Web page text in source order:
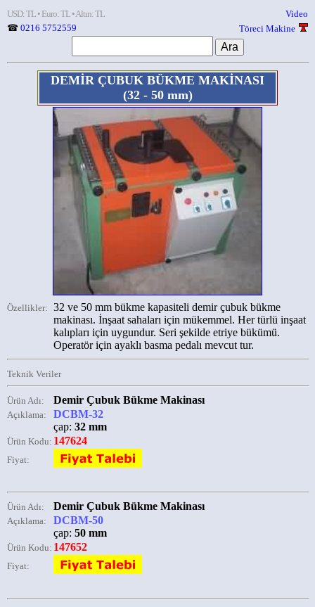
USD: TL • Euro: TL • Altın: TL
Video
☎ 0216 5752559 Töreci Makine
DEMİR ÇUBUK BÜKME MAKİNASI
(32 - 50 mm)
Özellikler: 32 ve 50 mm bükme kapasiteli demir çubuk bükme
makinası. İnşaat sahaları için mükemmel. Her türlü inşaat
kalıpları için uygundur. Seri şekilde etriye bükümü.
Operatör için ayaklı basma pedalı mevcut tur.
Teknik Veriler
Ürün Adı: Demir Çubuk Bükme Makinası
Açıklama:
DCBM-32
çap: 32 mm
Ürün Kodu: 147624
Fiyat:
Ürün Adı: Demir Çubuk Bükme Makinası
Açıklama:
DCBM-50
çap: 50 mm
Ürün Kodu: 147652
Fiyat: